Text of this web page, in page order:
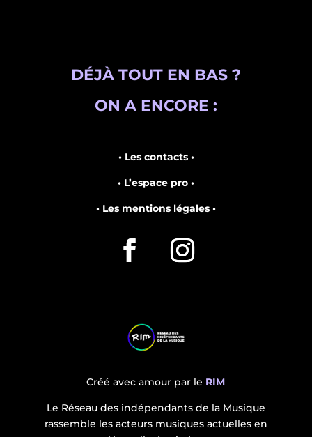
DÉJÀ TOUT EN BAS ?
ON A ENCORE :
• Les contacts •
• L’espace pro •
• Les mentions légales •
Créé avec amour par le RIM
Le Réseau des indépendants de la Musique
rassemble les acteurs musiques actuelles en